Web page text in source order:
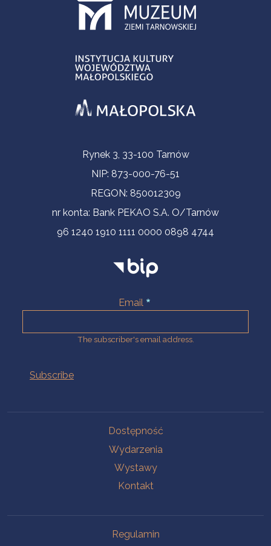
Contact InformationRynek 3, 33-100 Tarnów
NIP: 873-000-76-51
REGON: 850012309
nr konta: Bank PEKAO S.A. O/Tarnów
96 1240 1910 1111 0000 0898 4744
Email
The subscriber's email address.
Dostępność
Wydarzenia
Wystawy
Kontakt
Regulamin